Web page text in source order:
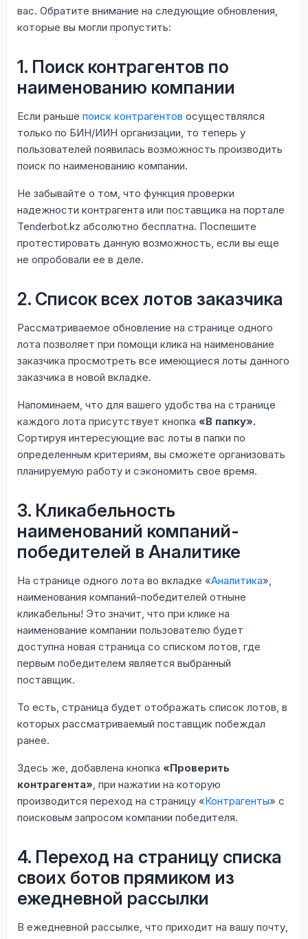
вас. Обратите внимание на следующие обновления,
которые вы могли пропустить:
1. Поиск контрагентов по
наименованию компании
Если раньше поиск контрагентов осуществлялся
только по БИН/ИИН организации, то теперь у
пользователей появилась возможность производить
поиск по наименованию компании.
Не забывайте о том, что функция проверки
надежности контрагента или поставщика на портале
Tenderbot.kz абсолютно бесплатна. Поспешите
протестировать данную возможность, если вы еще
не опробовали ее в деле.
2. Список всех лотов заказчика
Рассматриваемое обновление на странице одного
лота позволяет при помощи клика на наименование
заказчика просмотреть все имеющиеся лоты данного
заказчика в новой вкладке.
Напоминаем, что для вашего удобства на странице
каждого лота присутствует кнопка «В папку».
Сортируя интересующие вас лоты в папки по
определенным критериям, вы сможете организовать
планируемую работу и сэкономить свое время.
3. Кликабельность
наименований компаний-
победителей в Аналитике
На странице одного лота во вкладке «Аналитика»,
наименования компаний-победителей отныне
кликабельны! Это значит, что при клике на
наименование компании пользователю будет
доступна новая страница со списком лотов, где
первым победителем является выбранный
поставщик.
То есть, страница будет отображать список лотов, в
которых рассматриваемый поставщик побеждал
ранее.
Здесь же, добавлена кнопка «Проверить
контрагента», при нажатии на которую
производится переход на страницу «Контрагенты» с
поисковым запросом компании победителя.
4. Переход на страницу списка
своих ботов прямиком из
ежедневной рассылки
В ежедневной рассылке, что приходит на вашу почту,